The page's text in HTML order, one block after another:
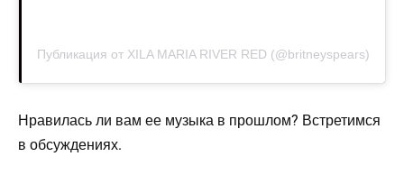
Публикация от XILA MARIA RIVER RED (@britneyspears)
Нравилась ли вам ее музыка в прошлом? Встретимся
в обсуждениях.